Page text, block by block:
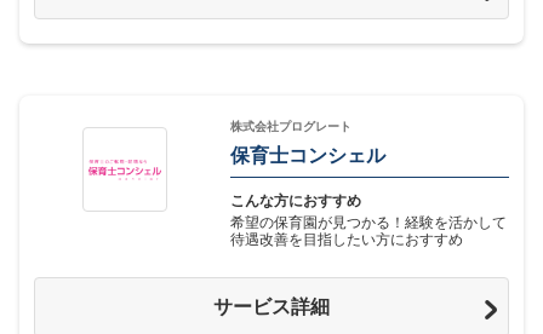
株式会社プログレート
保育士コンシェル
こんな方におすすめ
希望の保育園が見つかる！経験を活かして
待遇改善を目指したい方におすすめ
サービス詳細